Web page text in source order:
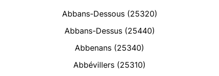
Abbans-Dessous (25320)
Abbans-Dessus (25440)
Abbenans (25340)
Abbévillers (25310)